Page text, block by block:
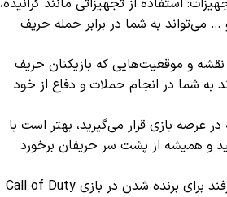
استفاده از تجهیزاتی مانند گرانیده،
می‌تواند به شما در برابر حمله حریف
نقشه و موقعیت‌هایی که بازیکنان حریف
به شما در انجام حملات و دفاع از خود
عرصه بازی قرار می‌گیرید، بهتر است با
و همیشه از پشت سر حریفان برخورد
تمرین و یادگیری: آخرین ترفند برای برنده شدن در بازی Call of Duty